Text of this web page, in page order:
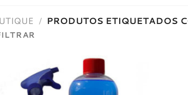
/ PRODUTOS ETIQUETADOS
à lista de